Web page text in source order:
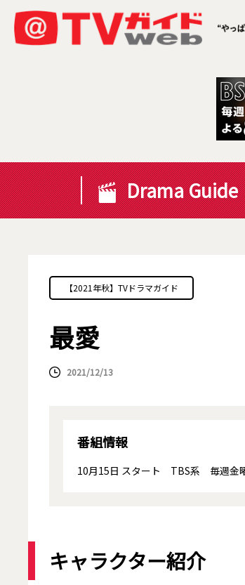
Drama Guide
【2021年秋】TVドラマガイド
最愛
2021/12/13
番組情報
10月15日 スタート TBS系 毎週金
キャラクター紹介